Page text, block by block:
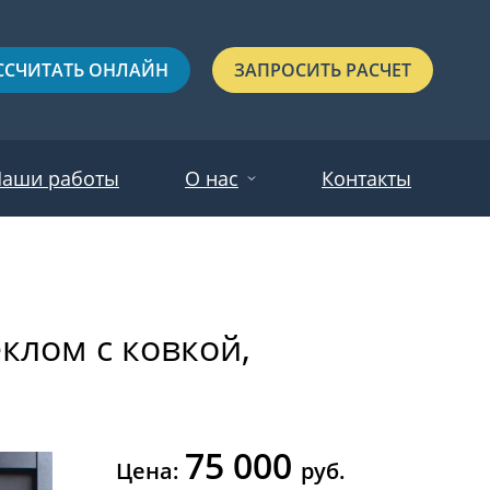
ОНЛАЙН ЗАПРОСИТЬ РАСЧЕТ
С выдавленным рисунком
работы О нас Контакты
с ковкой,
Цена: 75 000 руб.